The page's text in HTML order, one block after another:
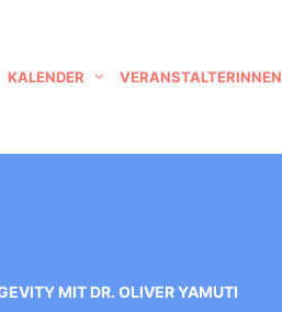
KALENDER VERANSTALTERINNEN
MIT DR. OLIVER YAMUTI